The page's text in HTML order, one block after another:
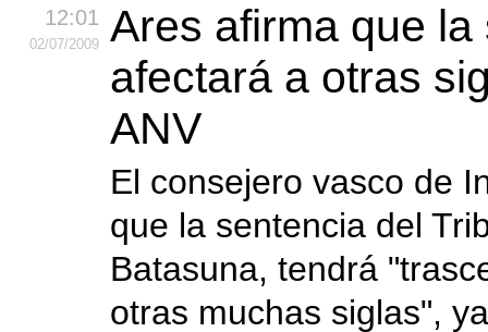
12:01
02/07/2009
Ares afirma que
afectará a otras
ANV
El consejero vasco de
que la sentencia del
Batasuna, tendrá
otras muchas siglas",